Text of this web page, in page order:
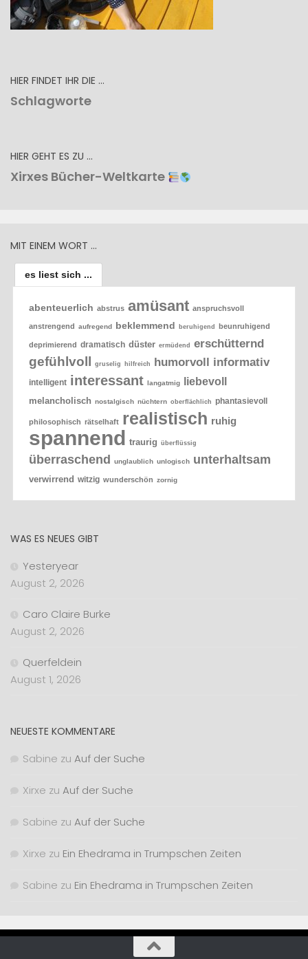
HIER FINDET IHR DIE …
Schlagworte
HIER GEHT ES ZU …
Xirxes Bücher-Weltkarte
MIT EINEM WORT …
es liest sich ...
abenteuerlich abstrus amüsant anspruchsvoll
anstrengend aufregend beklemmend beruhigend beunruhigend
deprimierend dramatisch düster ermüdend erschütternd
gefühlvoll gruselig hilfreich humorvoll informativ
intelligent interessant langatmig liebevoll
melancholisch nostalgisch nüchtern oberflächlich phantasievoll
philosophisch rätselhaft realistisch ruhig
spannend traurig überflüssig
überraschend unglaublich unlogisch unterhaltsam
verwirrend witzig wunderschön zornig
WAS ES NEUES GIBT
Yesteryear
August 2, 2026
Caro Claire Burke
August 2, 2026
Querfeldein
August 1, 2026
NEUESTE KOMMENTARE
Sabine zu Auf der Suche
Xirxe zu Auf der Suche
Sabine zu Auf der Suche
Xirxe zu Ein Ehedrama in Trumpschen Zeiten
Sabine zu Ein Ehedrama in Trumpschen Zeiten